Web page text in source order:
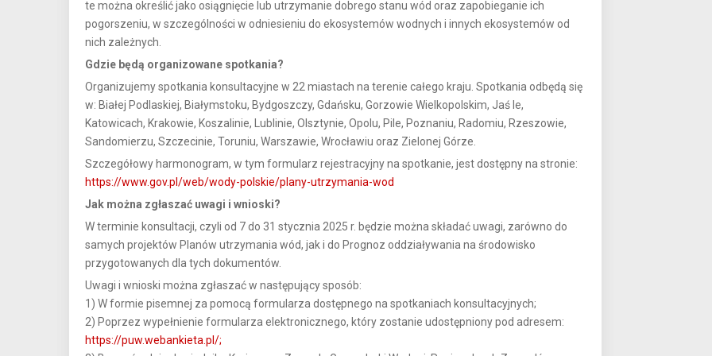
te można określić jako osiągnięcie lub utrzymanie dobrego stanu wód oraz zapobieganie ich
pogorszeniu, w szczególności w odniesieniu do ekosystemów wodnych i innych ekosystemów od
nich zależnych.
Gdzie będą organizowane spotkania?
Organizujemy spotkania konsultacyjne w 22 miastach na terenie całego kraju. Spotkania odbędą się
w: Białej Podlaskiej, Białymstoku, Bydgoszczy, Gdańsku, Gorzowie Wielkopolskim, Jaś le,
Katowicach, Krakowie, Koszalinie, Lublinie, Olsztynie, Opolu, Pile, Poznaniu, Radomiu, Rzeszowie,
Sandomierzu, Szczecinie, Toruniu, Warszawie, Wrocławiu oraz Zielonej Górze.
Szczegółowy harmonogram, w tym formularz rejestracyjny na spotkanie, jest dostępny na stronie:
https://www.gov.pl/web/wody-polskie/plany-utrzymania-wod
Jak można zgłaszać uwagi i wnioski?
W terminie konsultacji, czyli od 7 do 31 stycznia 2025 r. będzie można składać uwagi, zarówno do
samych projektów Planów utrzymania wód, jak i do Prognoz oddziaływania na środowisko
przygotowanych dla tych dokumentów.
Uwagi i wnioski można zgłaszać w następujący sposób:
1) W formie pisemnej za pomocą formularza dostępnego na spotkaniach konsultacyjnych;
2) Poprzez wypełnienie formularza elektronicznego, który zostanie udostępniony pod adresem:
https://puw.webankieta.pl/;